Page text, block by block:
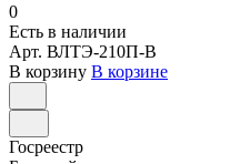
0
Есть в наличии
Арт. ВЛТЭ-210П-В
В корзину В корзине
Госреестр